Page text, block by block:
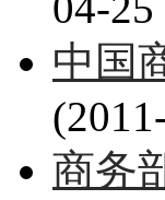
中国
商务